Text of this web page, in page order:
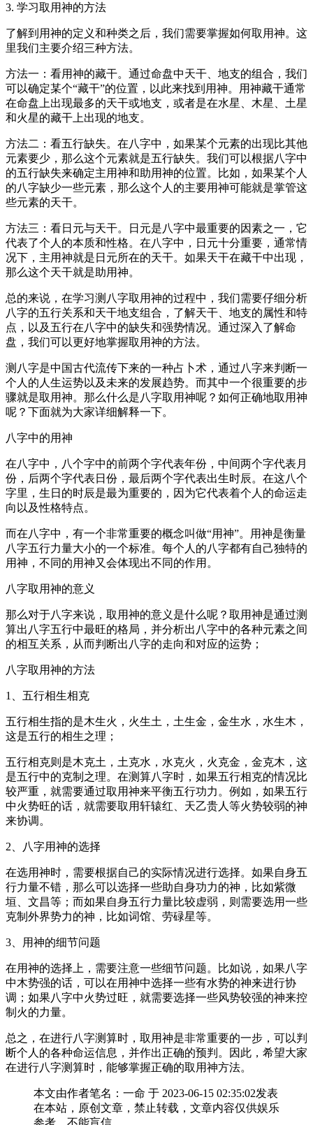
3. 学习取用神的方法
了解到用神的定义和种类之后，我们需要掌握如何取用神。这
里我们主要介绍三种方法。
方法一：看用神的藏干。通过命盘中天干、地支的组合，我们
可以确定某个“藏干”的位置，以此来找到用神。用神藏干通常
在命盘上出现最多的天干或地支，或者是在水星、木星、土星
和火星的藏干上出现的地支。
方法二：看五行缺失。在八字中，如果某个元素的出现比其他
元素要少，那么这个元素就是五行缺失。我们可以根据八字中
的五行缺失来确定主用神和助用神的位置。比如，如果某个人
的八字缺少一些元素，那么这个人的主要用神可能就是掌管这
些元素的天干。
方法三：看日元与天干。日元是八字中最重要的因素之一，它
代表了个人的本质和性格。在八字中，日元十分重要，通常情
况下，主用神就是日元所在的天干。如果天干在藏干中出现，
那么这个天干就是助用神。
总的来说，在学习测八字取用神的过程中，我们需要仔细分析
八字的五行关系和天干地支组合，了解天干、地支的属性和特
点，以及五行在八字中的缺失和强势情况。通过深入了解命
盘，我们可以更好地掌握取用神的方法。
测八字是中国古代流传下来的一种占卜术，通过八字来判断一
个人的人生运势以及未来的发展趋势。而其中一个很重要的步
骤就是取用神。那么什么是八字取用神呢？如何正确地取用神
呢？下面就为大家详细解释一下。
八字中的用神
在八字中，八个字中的前两个字代表年份，中间两个字代表月
份，后两个字代表日份，最后两个字代表出生时辰。在这八个
字里，生日的时辰是最为重要的，因为它代表着个人的命运走
向以及性格特点。
而在八字中，有一个非常重要的概念叫做“用神”。用神是衡量
八字五行力量大小的一个标准。每个人的八字都有自己独特的
用神，不同的用神又会体现出不同的作用。
八字取用神的意义
那么对于八字来说，取用神的意义是什么呢？取用神是通过测
算出八字五行中最旺的格局，并分析出八字中的各种元素之间
的相互关系，从而判断出八字的走向和对应的运势；
八字取用神的方法
1、五行相生相克
五行相生指的是木生火，火生土，土生金，金生水，水生木，
这是五行的相生之理；
五行相克则是木克土，土克水，水克火，火克金，金克木，这
是五行中的克制之理。在测算八字时，如果五行相克的情况比
较严重，就需要通过取用神来平衡五行功力。例如，如果五行
中火势旺的话，就需要取用轩辕红、天乙贵人等火势较弱的神
来协调。
2、八字用神的选择
在选用神时，需要根据自己的实际情况进行选择。如果自身五
行力量不错，那么可以选择一些助自身功力的神，比如紫微
垣、文昌等；而如果自身五行力量比较虚弱，则需要选用一些
克制外界势力的神，比如词馆、劳碌星等。
3、用神的细节问题
在用神的选择上，需要注意一些细节问题。比如说，如果八字
中木势强的话，可以在用神中选择一些有水势的神来进行协
调；如果八字中火势过旺，就需要选择一些风势较强的神来控
制火的力量。
总之，在进行八字测算时，取用神是非常重要的一步，可以判
断个人的各种命运信息，并作出正确的预判。因此，希望大家
在进行八字测算时，能够掌握正确的取用神方法。
本文由作者笔名：一命 于 2023-06-15 02:35:02发表
在本站，原创文章，禁止转载，文章内容仅供娱乐
参考，不能盲信。